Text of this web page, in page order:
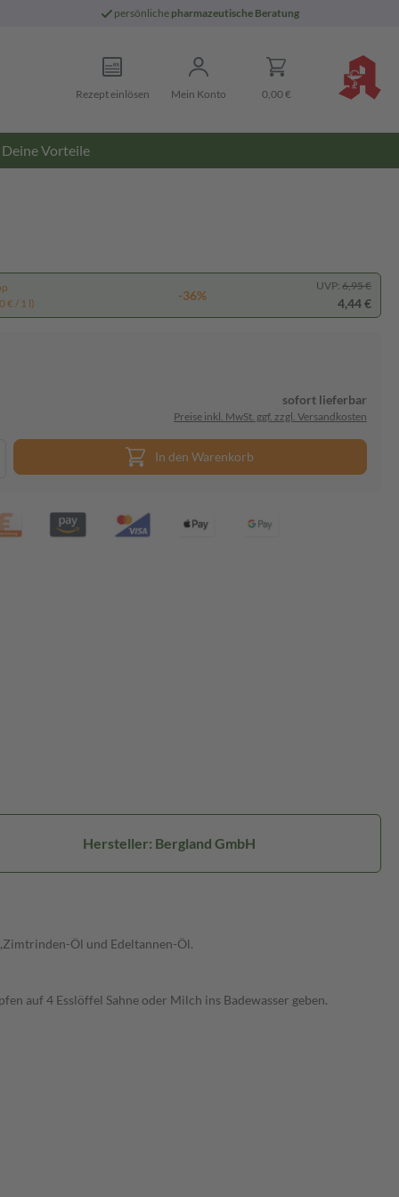
persönliche pharmazeutische Beratung
Rezept einlösen Mein Konto 0,00 €
Deine Vorteile
€ / 1 l)
-36%
UVP: 6,95 €
4,44 €
sofort lieferbar
Preise inkl. MwSt. ggf. zzgl. Versandkosten
In den Warenkorb
Hersteller: Bergland GmbH
Öl und Edeltannen-Öl.
auf 4 Esslöffel Sahne oder Milch ins Badewasser geben.